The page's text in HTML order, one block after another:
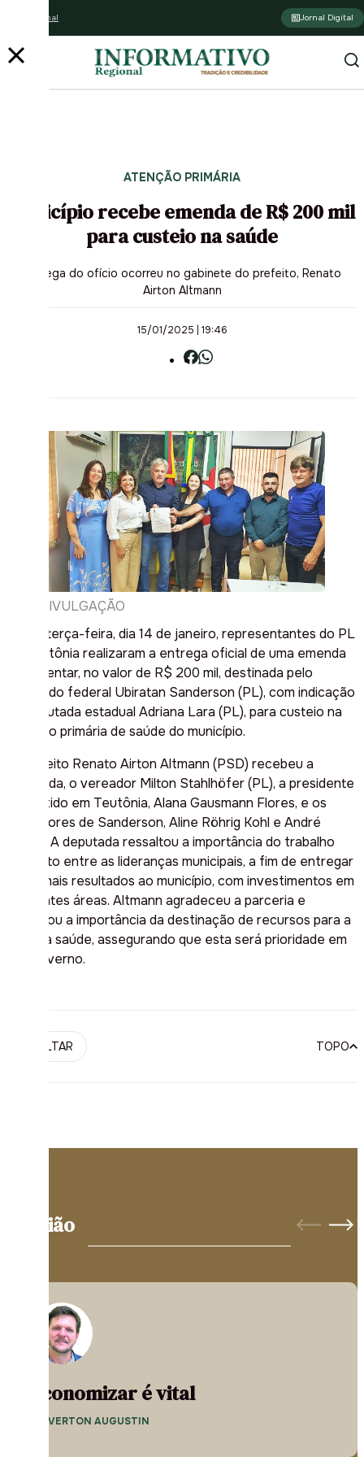
Assine o jornal Jornal Digital
ATENÇÃO PRIMÁRIA
Município recebe emenda de R$ 200 mil
para custeio na saúde
Entrega do ofício ocorreu no gabinete do prefeito, Renato
Airton Altmann
15/01/2025 | 19:46
DIVULGAÇÃO
Nesta terça-feira, dia 14 de janeiro, representantes do PL
de Teutônia realizaram a entrega oficial de uma emenda
parlamentar, no valor de R$ 200 mil, destinada pelo
deputado federal Ubiratan Sanderson (PL), com indicação
da deputada estadual Adriana Lara (PL), para custeio na
atenção primária de saúde do município.
O prefeito Renato Airton Altmann (PSD) recebeu a
deputada, o vereador Milton Stahlhöfer (PL), a presidente
do partido em Teutônia, Alana Gausmann Flores, e os
assessores de Sanderson, Aline Röhrig Kohl e André
Vianini. A deputada ressaltou a importância do trabalho
conjunto entre as lideranças municipais, a fim de entregar
ainda mais resultados ao município, com investimentos em
diferentes áreas. Altmann agradeceu a parceria e
ressaltou a importância da destinação de recursos para a
área da saúde, assegurando que esta será prioridade em
seu governo.
VOLTAR TOPO
Opinião
Economizar é vital
— EVERTON AUGUSTIN